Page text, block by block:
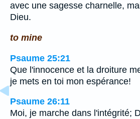
avec une sagesse charnelle,
Dieu.
to mine
Psaume 25:21
Que l'innocence et la droiture
je mets en toi mon espérance!
Psaume 26:11
Moi, je marche dans l'intégrité;